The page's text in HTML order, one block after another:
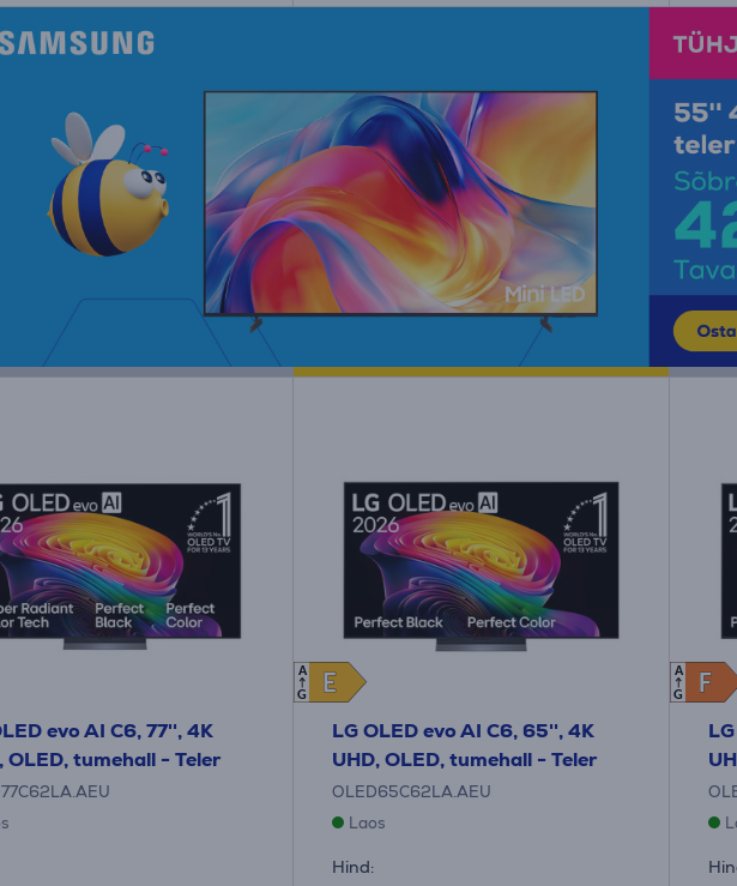
evo AI C6, 77'', 4K
OLED, tumehall - Teler
E
E
A
G
LG OLED evo AI C6, 65'', 4K
UHD, OLED, tumehall - Teler
OLED65C62LA.AEU
Laos
Hind:
F
F
A
G